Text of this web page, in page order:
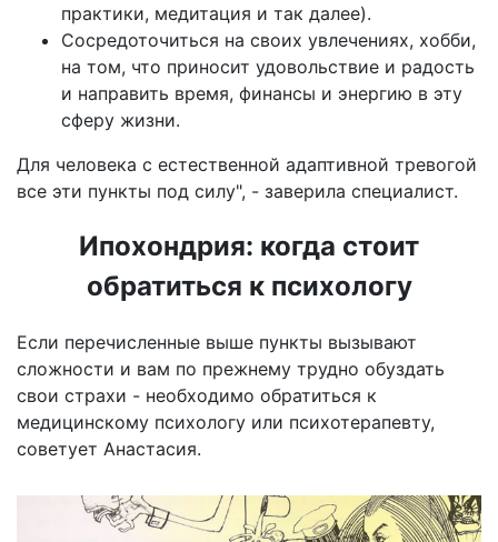
практики, медитация и так далее).
Сосредоточиться на своих увлечениях, хобби,
на том, что приносит удовольствие и радость
и направить время, финансы и энергию в эту
сферу жизни.
Для человека с естественной адаптивной тревогой
все эти пункты под силу", - заверила специалист.
Ипохондрия: когда стоит
обратиться к психологу
Если перечисленные выше пункты вызывают
сложности и вам по прежнему трудно обуздать
свои страхи - необходимо обратиться к
медицинскому психологу или психотерапевту,
советует Анастасия.